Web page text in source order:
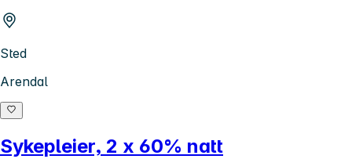
Sted
Arendal
Sykepleier, 2 x 60% natt